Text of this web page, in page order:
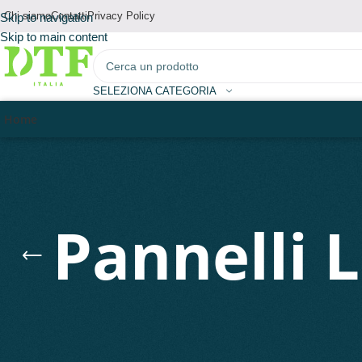
Skip to navigation
Skip to main content
Chi siamoContattiPrivacy Policy
SELEZIONA CATEGORIA
Home
Pannelli